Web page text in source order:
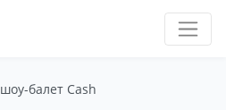
шоу-балет Cash